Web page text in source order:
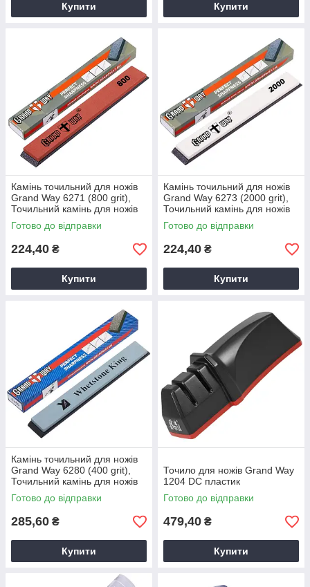
Купити Купити
Камінь точильний для ножів
Grand Way 6271 (800 grit),
Точильний камінь для ножів
Готово до відправки
224,40 ₴
Купити
Камінь точильний для ножів
Grand Way 6273 (2000 grit),
Точильний камінь для ножів
Готово до відправки
224,40 ₴
Купити
Камінь точильний для ножів
Grand Way 6280 (400 grit),
Точильний камінь для ножів
Готово до відправки
285,60 ₴
Купити
Точило для ножів Grand Way
1204 DC пластик
Готово до відправки
479,40 ₴
Купити